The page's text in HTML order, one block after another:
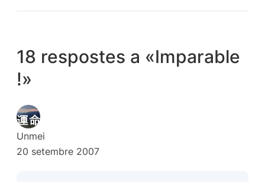
18 respostes a «Imparable
!»
Unmei
20 setembre 2007